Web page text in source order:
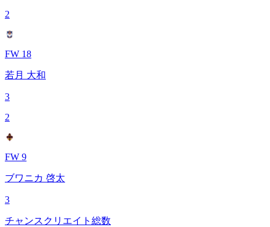
2
FW 18
若月 大和
3
2
FW 9
ブワニカ 啓太
3
チャンスクリエイト総数